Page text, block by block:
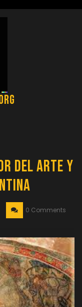
del Arte y
0 Comments